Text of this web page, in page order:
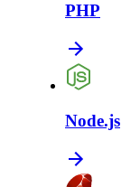
PHP
Node.js